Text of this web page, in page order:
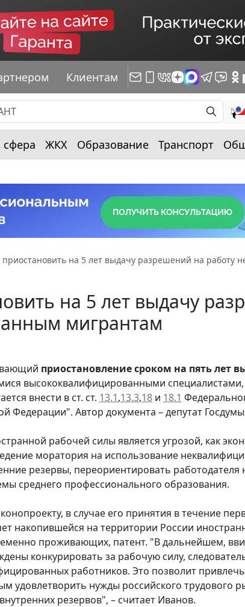
Клиентам
сфера ЖКХ Образование Транспорт
приостановить на 5 лет выдачу разрешений на работу
на 5 лет выдачу
мигрантам
приостановление сроком на пять лет
высококвалифицированными специали­стами,
внести в ст. ст. 13.1,13.3,18 и 18.1
Федерации". Автор документа – депутат Госдумы
рабочей силы является угрозой, как
моратория на использование
резервы, переориентировать
среднего профессионального образо­вания.
в случае его принятия в течение
накопившейся на территории России
проживающих, патент. "В дальнейшем,
конкурировать за рабо­чую силу,
работников. Это позволит
удовлетворить нужды российского трудового
резервов", – считает Иванов.